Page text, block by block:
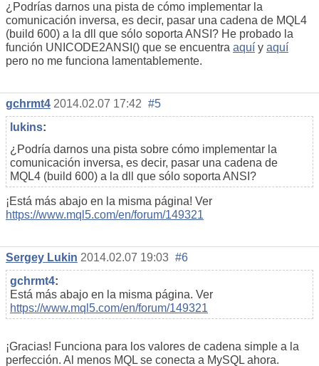
¿Podrías darnos una pista de cómo implementar la
comunicación inversa, es decir, pasar una cadena de MQL4
(build 600) a la dll que sólo soporta ANSI? He probado la
función UNICODE2ANSI() que se encuentra aquí y aquí
pero no me funciona lamentablemente.
gchrmt4 2014.02.07 17:42 #5
lukins:
¿Podría darnos una pista sobre cómo implementar la
comunicación inversa, es decir, pasar una cadena de
MQL4 (build 600) a la dll que sólo soporta ANSI?
¡Está más abajo en la misma página! Ver
https://www.mql5.com/en/forum/149321
Sergey Lukin 2014.02.07 19:03 #6
gchrmt4:
Está más abajo en la misma página. Ver
https://www.mql5.com/en/forum/149321
¡Gracias! Funciona para los valores de cadena simple a la
perfección. Al menos MQL se conecta a MySQL ahora.